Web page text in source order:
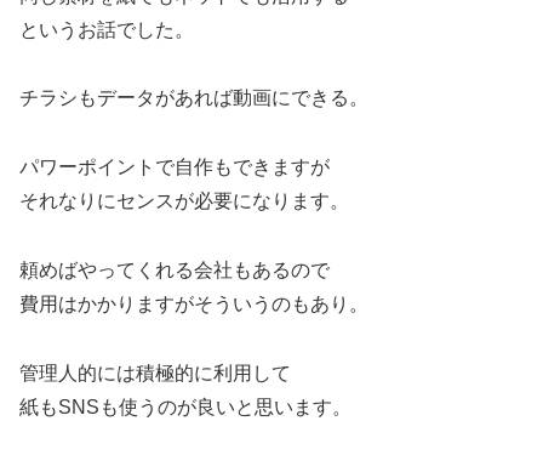
というお話でした。
チラシもデータがあれば動画にできる。
パワーポイントで自作もできますが
それなりにセンスが必要になります。
頼めばやってくれる会社もあるので
費用はかかりますがそういうのもあり。
管理人的には積極的に利用して
紙もSNSも使うのが良いと思います。